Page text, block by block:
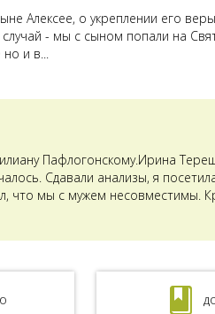
Алексее, о укреплении его
- мы с сыном попали на
и в...
Пафлогонскому.Ирина
Сдавали анализы, я
что мы с мужем несовместимы.